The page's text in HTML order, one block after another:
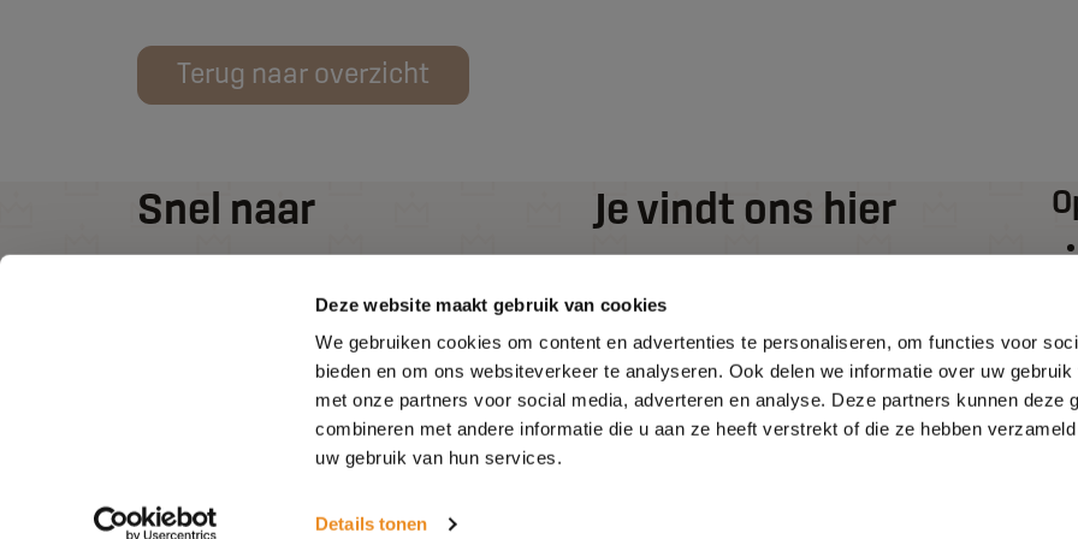
Deze website maakt gebruik van cookies
We gebruiken cookies om content en advertenties te personaliseren, om functies voor
bieden en om ons websiteverkeer te analyseren. Ook delen we informatie over uw
met onze partners voor social media, adverteren en analyse. Deze partners kunnen deze
combineren met andere informatie die u aan ze heeft verstrekt of die ze hebben
uw gebruik van hun services.
Details tonen
Terug naar overzicht
Snel naar Je vindt ons hier
Hippolytushoef
0227 - 76 00 60
info@kroonkeukens.com